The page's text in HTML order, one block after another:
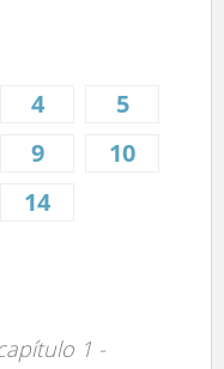
4
5
9
10
14
1 -